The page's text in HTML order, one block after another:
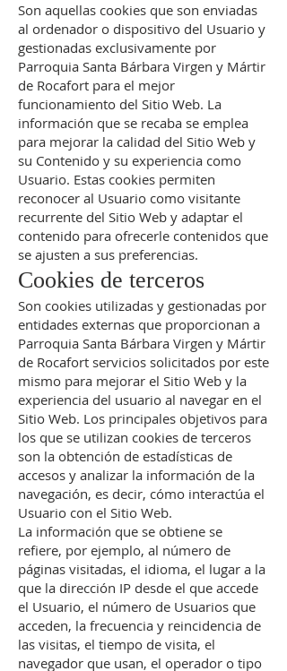
Son aquellas cookies que son enviadas
al ordenador o dispositivo del Usuario y
gestionadas exclusivamente por
Parroquia Santa Bárbara Virgen y Mártir
de Rocafort para el mejor
funcionamiento del Sitio Web. La
información que se recaba se emplea
para mejorar la calidad del Sitio Web y
su Contenido y su experiencia como
Usuario. Estas cookies permiten
reconocer al Usuario como visitante
recurrente del Sitio Web y adaptar el
contenido para ofrecerle contenidos que
se ajusten a sus preferencias.
Cookies de terceros
Son cookies utilizadas y gestionadas por
entidades externas que proporcionan a
Parroquia Santa Bárbara Virgen y Mártir
de Rocafort servicios solicitados por este
mismo para mejorar el Sitio Web y la
experiencia del usuario al navegar en el
Sitio Web. Los principales objetivos para
los que se utilizan cookies de terceros
son la obtención de estadísticas de
accesos y analizar la información de la
navegación, es decir, cómo interactúa el
Usuario con el Sitio Web.
La información que se obtiene se
refiere, por ejemplo, al número de
páginas visitadas, el idioma, el lugar a la
que la dirección IP desde el que accede
el Usuario, el número de Usuarios que
acceden, la frecuencia y reincidencia de
las visitas, el tiempo de visita, el
navegador que usan, el operador o tipo